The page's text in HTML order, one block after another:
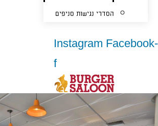
הסדרי נגישות סניפים
Instagram Facebook-
f